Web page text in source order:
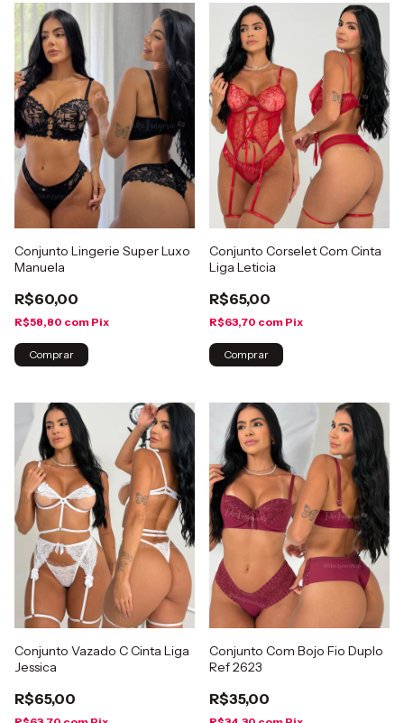
Conjunto Lingerie Super Luxo
Manuela
R$60,00
R$58,80 com Pix
Comprar
Conjunto Corselet Com Cinta
Liga Leticia
R$65,00
R$63,70 com Pix
Comprar
Conjunto Vazado C Cinta Liga
Jessica
R$65,00
Conjunto Com Bojo Fio Duplo
Ref 2623
R$35,00